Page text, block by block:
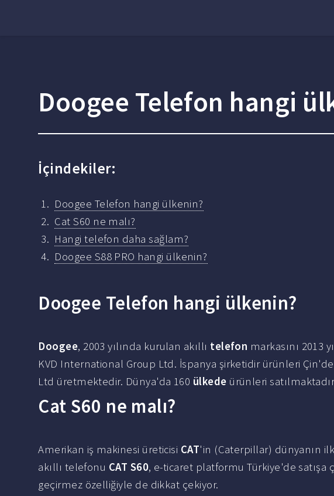
Doogee Telefon hangi
İçindekiler:
Doogee Telefon hangi ülkenin?
Cat S60 ne malı?
Hangi telefon daha sağlam?
Doogee S88 PRO hangi ülkenin?
Doogee Telefon hangi ülkenin?
Doogee, 2003 yılında kurulan akıllı telefon markasını 2013
KVD International Group Ltd. İspanya şirketidir ürünleri
Ltd üretmektedir. Dünya'da 160 ülkede ürünleri
Cat S60 ne malı?
Amerikan iş makinesi üreticisi CAT'in (Caterpillar) dünyanın
akıllı telefonu CAT S60, e-ticaret platformu Türkiye'de satışa
geçirmez özelliğiyle de dikkat çekiyor.